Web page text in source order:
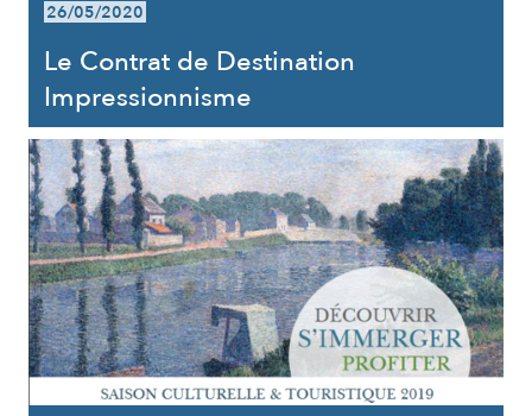
26/05/2020
Le Contrat de Destination
Impressionnisme